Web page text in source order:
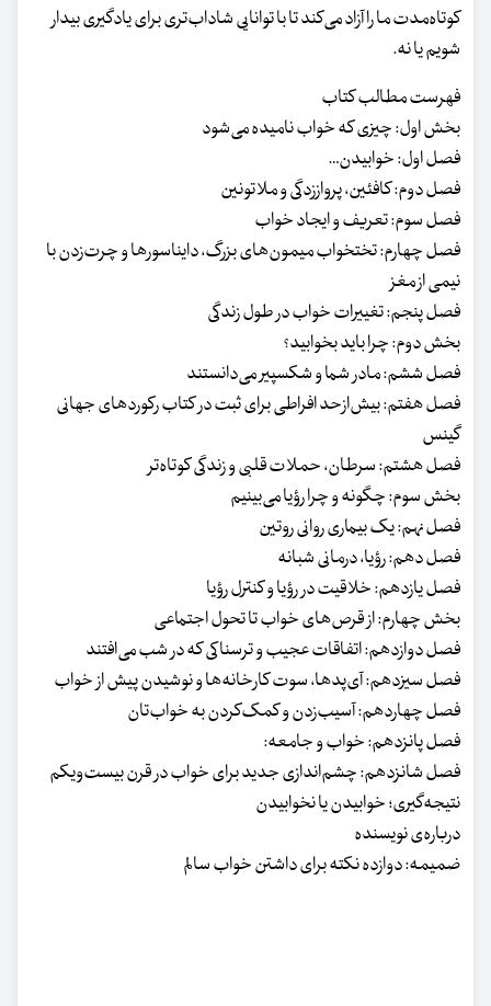
کوتاه‌مدت ما را آزاد می‌کند تا با توانایی شاداب‌تری برای یادگیری بیدار
شویم یا نه.
فهرست مطالب کتاب
بخش اول: چیزی که خواب نامیده می‌شود
فصل اول: خوابیدن…
فصل دوم: کافئین، پرواز‌زدگی و ملاتونین
فصل سوم: تعریف و ایجاد خواب
فصل چهارم: تختخواب‌ میمون‌های بزرگ، دایناسورها و چرت‌زدن با
نیمی از مغز
فصل پنجم: تغییرات خواب در طول زندگی
بخش دوم: چرا باید بخوابید؟
فصل ششم: مادر شما و شکسپیر می‌دانستند
فصل هفتم: بیش‌ازحد افراطی برای ثبت در کتاب رکوردهای جهانی
گینس
فصل هشتم: سرطان، حملات قلبی و زندگی کوتاه‌تر
بخش سوم: چگونه و چرا رؤیا می‌بینیم
فصل نهم: یک بیماری روانی روتین
فصل دهم: رؤیا، درمانی شبانه
فصل یازدهم: خلاقیت در رؤیا و کنترل رؤیا
بخش چهارم: از قرص‌های خواب تا تحول اجتماعی
فصل دوازدهم: اتفاقات عجیب و ترسناکی که در شب می‌افتند
فصل سیزدهم: آی‌پدها، سوت کارخانه‌ها و نوشیدن پیش از خواب
فصل چهاردهم: آسیب‌زدن و کمک‌کردن به خواب‌تان
فصل پانزدهم: خواب و جامعه:
فصل شانزدهم: چشم‌اندازی جدید برای خواب در قرن بیست‌و‌یکم
نتیجه‌گیری؛ خوابیدن یا نخوابیدن
درباره‌ی نویسنده
ضمیمه: دوازده نکته برای داشتن خواب سالم